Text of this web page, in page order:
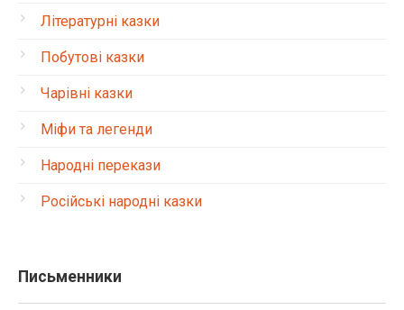
Літературні казки
Побутові казки
Чарівні казки
Міфи та легенди
Народні перекази
Російські народні казки
Письменники